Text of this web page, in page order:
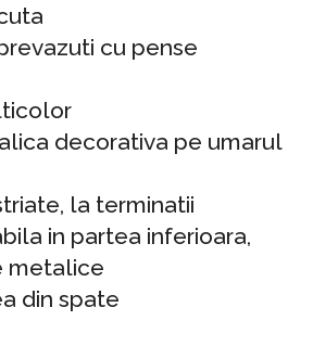
cu pense
decorativa pe umarul
la terminatii
in partea inferioara,
metalice
din spate